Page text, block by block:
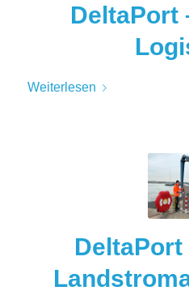
DeltaPort
Weiterlesen